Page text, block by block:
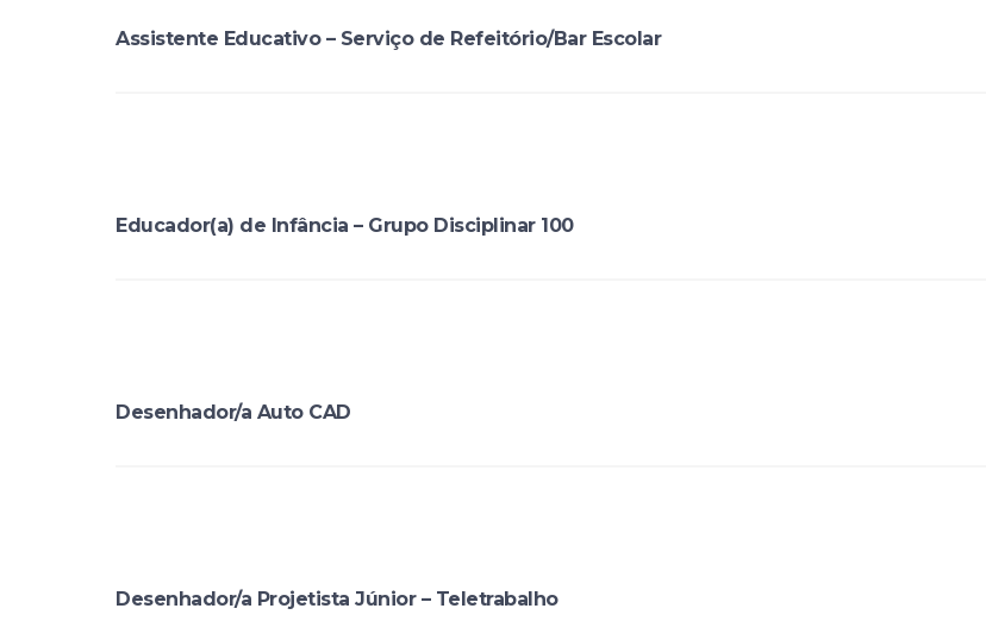
Assistente Educativo – Serviço de Refeitório/Bar Escolar
Educador(a) de Infância – Grupo Disciplinar 100
Desenhador/a Auto CAD
Desenhador/a Projetista Júnior – Teletrabalho